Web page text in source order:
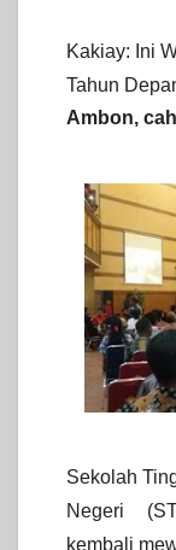
Kakiay: Ini
Tahun
Ambon,
Sekolah
Negeri
kembali